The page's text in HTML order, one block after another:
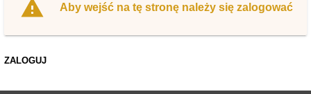
Aby wejść na tę stronę należy się zalogować
ZALOGUJ